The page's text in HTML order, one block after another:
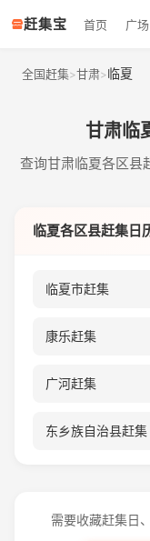
赶集宝 首页 广场
全国赶集>甘肃>临夏
甘肃临
查询甘肃临夏各区县
临夏各区县赶集日
临夏市赶集
康乐赶集
广河赶集
东乡族自治县赶集
需要收藏赶集日